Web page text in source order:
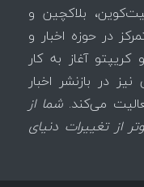
بلاکچین و
به صورت متمرکز در حوزه اخبار و
آغاز به کار
در بازنشر اخبار
می‌کند.شما از
از تغییرات دنیای